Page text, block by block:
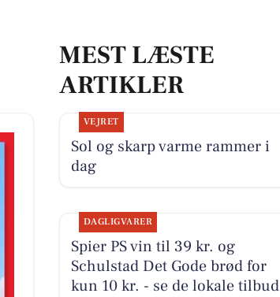
MEST LÆSTE
ARTIKLER
VEJRET
Sol og skarp varme rammer i
dag
DAGLIGVARER
Spier PS vin til 39 kr. og
Schulstad Det Gode brød for
kun 10 kr. - se de lokale tilbud